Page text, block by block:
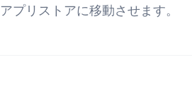
アプリストアに移動させます。